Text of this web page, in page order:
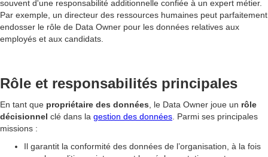
souvent d'une responsabilité additionnelle confiée à un expert métier.
Par exemple, un directeur des ressources humaines peut parfaitement
endosser le rôle de Data Owner pour les données relatives aux
employés et aux candidats.
Rôle et responsabilités principales
En tant que propriétaire des données , le Data Owner joue un rôle
décisionnel clé dans la gestion des données . Parmi ses principales
missions :
Il garantit la conformité des données de l’organisation, à la fois